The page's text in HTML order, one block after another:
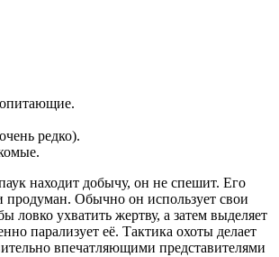
редко).
находит добычу, он не спешит. Его
продуман. Обычно он использует свои
ловко ухватить жертву, а затем выделяет
парализует её. Тактика охоты делает
впечатляющими представителями